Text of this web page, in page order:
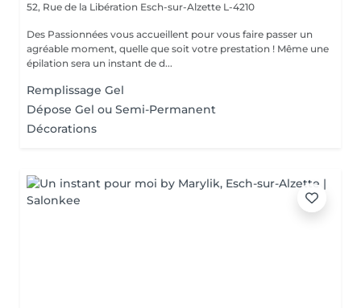
52, Rue de la Libération Esch-sur-Alzette L-4210
Des Passionnées vous accueillent pour vous faire passer un
agréable moment, quelle que soit votre prestation ! Même une
épilation sera un instant de d...
Remplissage Gel
Dépose Gel ou Semi-Permanent
Décorations